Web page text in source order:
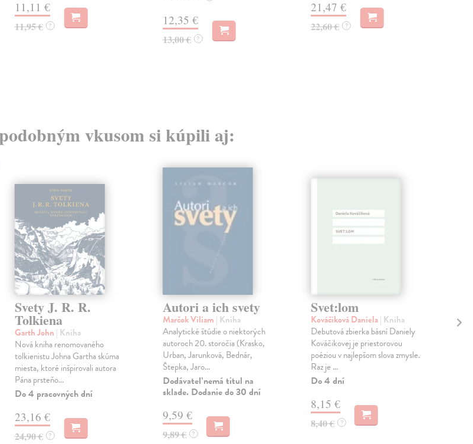
11,11 €
11,95 € ? 12,35 €
13,00 € ?
21,47 €
22,60 € ?
vkusom si kúpili aj:
Svety J. R. R.
Tolkiena
Garth John | Kniha
Nová kniha renomovaného
tolkienistu Johna Gartha skúma
miesta, ktoré inšpirovali autora
Pána prsteňo...
Do 4 pracovných dní
23,16 €
24,90 € ?
Autori a ich svety
Marčok Viliam | Kniha
Analytické štúdie o niektorých
autoroch 20. storočia (Krasko,
Urban, Jarunková, Bednár,
Štepka, Jaro...
Dodávateľ nemá titul na
sklade. Dodanie do 30 dní
9,59 €
9,89 € ?
Svet:lom
Kováčiková Daniela| Kniha
Debutová zbierka básní Daniely
Kováčikovej je priestorovou
poéziou v najlepšom slova zmysle.
Raz je ...
Do 4 dní
8,15 €
8,40 € ?